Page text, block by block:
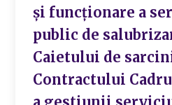
și funcționare a
public de
Caietului de
Contractului